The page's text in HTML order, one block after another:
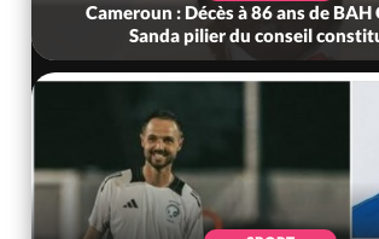
Cameroun : Décès à 86 ans de
Sanda pilier du conseil